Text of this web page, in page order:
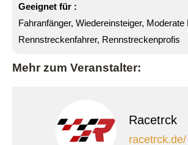
Geeignet für :
Fahranfänger, Wiedereinsteiger,
Rennstreckenfahrer, Rennstreckenprofis
Mehr zum Veranstalter:
Racetrck
racetrck.de/